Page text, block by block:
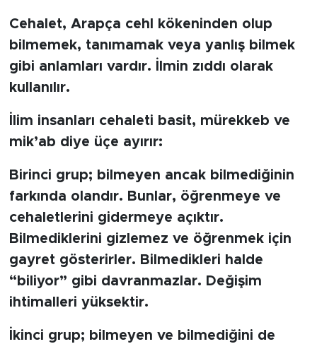
Cehalet, Arapça cehl kökeninden olup
bilmemek, tanımamak veya yanlış bilmek
gibi anlamları vardır. İlmin zıddı olarak
kullanılır.
İlim insanları cehaleti basit, mürekkeb ve
mik’ab diye üçe ayırır:
Birinci grup; bilmeyen ancak bilmediğinin
farkında olandır. Bunlar, öğrenmeye ve
cehaletlerini gidermeye açıktır.
Bilmediklerini gizlemez ve öğrenmek için
gayret gösterirler. Bilmedikleri halde
“biliyor” gibi davranmazlar. Değişim
ihtimalleri yüksektir.
İkinci grup; bilmeyen ve bilmediğini de
NOSTALJİ
KULİS
DİNİ
POLİTİKA
SPOR
KÜLTÜR SANAT